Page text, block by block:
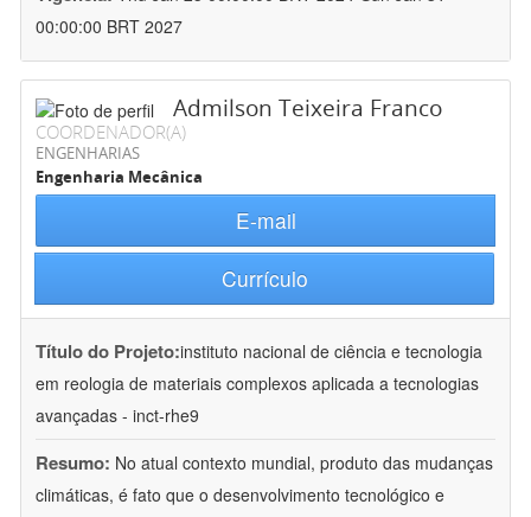
00:00:00 BRT 2027
Admilson Teixeira Franco
COORDENADOR(A)
ENGENHARIAS
Engenharia Mecânica
E-mail
Currículo
Título do Projeto:instituto nacional de ciência e tecnologia
em reologia de materiais complexos aplicada a tecnologias
avançadas - inct-rhe9
Resumo: No atual contexto mundial, produto das mudanças
climáticas, é fato que o desenvolvimento tecnológico e